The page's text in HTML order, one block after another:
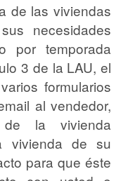
de las viviendas
necesidades
por temporada
3 de la LAU, el
formularios
al vendedor,
de la vivienda
vivienda de su
para que éste